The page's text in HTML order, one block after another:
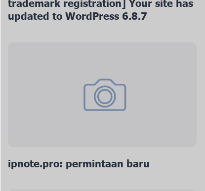
trademark registration] Your site has
updated to WordPress 6.8.7
ipnote.pro: permintaan baru